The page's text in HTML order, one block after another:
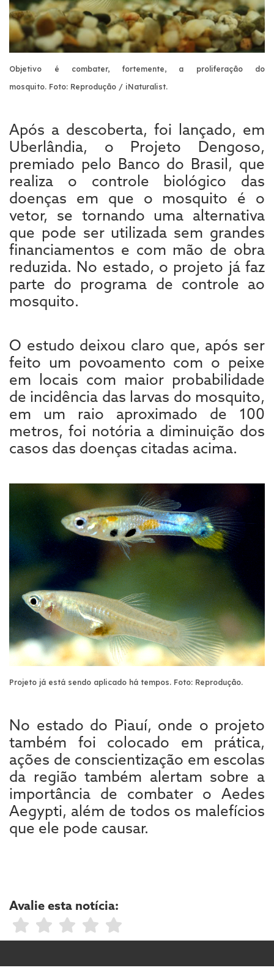
Objetivo é combater, fortemente, a proliferação do
mosquito. Foto: Reprodução / iNaturalist.
Após a descoberta, foi lançado, em
Uberlândia, o Projeto Dengoso,
premiado pelo Banco do Brasil, que
realiza o controle biológico das
doenças em que o mosquito é o
vetor, se tornando uma alternativa
que pode ser utilizada sem grandes
financiamentos e com mão de obra
reduzida. No estado, o projeto já faz
parte do programa de controle ao
mosquito.
O estudo deixou claro que, após ser
feito um povoamento com o peixe
em locais com maior probabilidade
de incidência das larvas do mosquito,
em um raio aproximado de 100
metros, foi notória a diminuição dos
casos das doenças citadas acima.
Projeto já está sendo aplicado há tempos. Foto: Reprodução.
No estado do Piauí, onde o projeto
também foi colocado em prática,
ações de conscientização em escolas
da região também alertam sobre a
importância de combater o Aedes
Aegypti, além de todos os malefícios
que ele pode causar.
Avalie esta notícia: